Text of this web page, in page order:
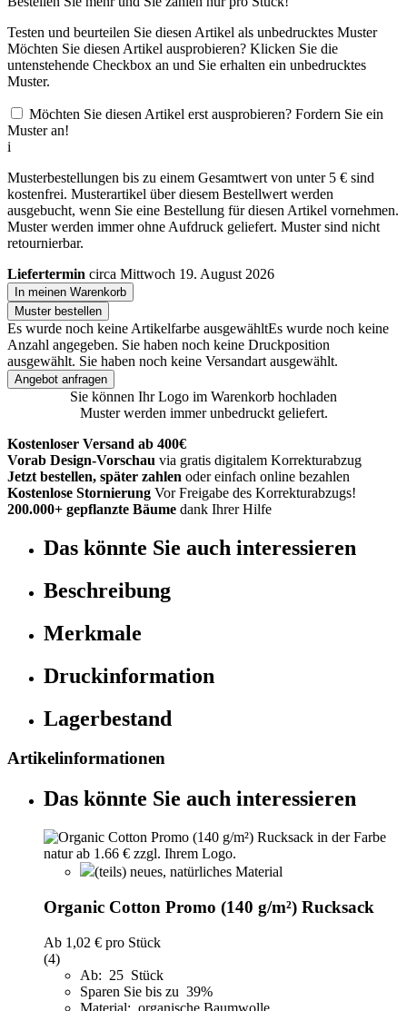
Testen und beurteilen Sie diesen Artikel als unbedrucktes Muster
Möchten Sie diesen Artikel ausprobieren? Klicken Sie die
untenstehende Checkbox an und Sie erhalten ein unbedrucktes
Muster.
Möchten Sie diesen Artikel erst ausprobieren? Fordern Sie ein
Muster an!
i
Musterbestellungen bis zu einem Gesamtwert von unter 5 € sind
kostenfrei. Musterartikel über diesem Bestellwert werden
ausgebucht, wenn Sie eine Bestellung für diesen Artikel vornehmen.
Muster werden immer ohne Aufdruck geliefert. Muster sind nicht
retournierbar.
Liefertermin circa Mittwoch 19. August 2026
In meinen Warenkorb
Muster bestellen
Es wurde noch keine Artikelfarbe ausgewähltEs wurde noch keine
Anzahl angegeben. Sie haben noch keine Druckposition
ausgewählt. Sie haben noch keine Versandart ausgewählt.
Angebot anfragen
Sie können Ihr Logo im Warenkorb hochladen
Muster werden immer unbedruckt geliefert.
Kostenloser Versand ab 400€
Vorab Design-Vorschau via gratis digitalem Korrekturabzug
Jetzt bestellen, später zahlen oder einfach online bezahlen
Kostenlose Stornierung Vor Freigabe des Korrekturabzugs!
200.000+ gepflanzte Bäume dank Ihrer Hilfe
Das könnte Sie auch interessieren
Beschreibung
Merkmale
Druckinformation
Lagerbestand
Artikelinformationen
Das könnte Sie auch interessieren
(teils) neues, natürliches Material
Organic Cotton Promo (140 g/m²) Rucksack
Ab 1,02 € pro Stück
(4)
Ab: 25 Stück
Sparen Sie bis zu 39%
Material: organische Baumwolle